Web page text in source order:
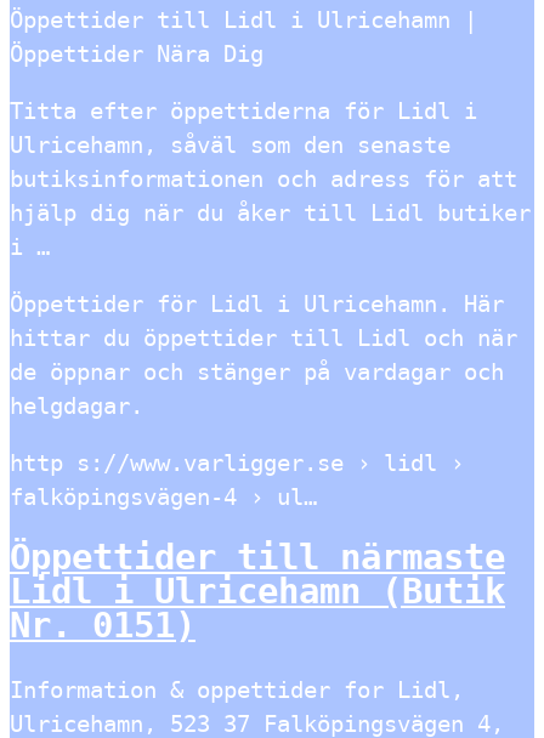
Öppettider till Lidl i Ulricehamn |
Öppettider Nära Dig
Titta efter öppettiderna för Lidl i
Ulricehamn, såväl som den senaste
butiksinformationen och adress för att
hjälp dig när du åker till Lidl butiker
i …
Öppettider för Lidl i Ulricehamn. Här
hittar du öppettider till Lidl och när
de öppnar och stänger på vardagar och
helgdagar.
http s://www.varligger.se › lidl ›
falköpingsvägen-4 › ul…
Öppettider till närmaste
Lidl i Ulricehamn (Butik
Nr. 0151)
Information & oppettider for Lidl,
Ulricehamn, 523 37 Falköpingsvägen 4,